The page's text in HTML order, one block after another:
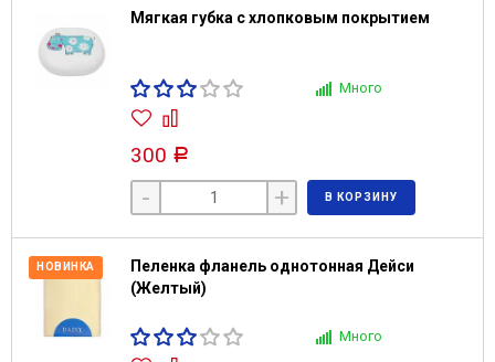
Мягкая губка с хлопковым покрытием
Много
300 Р
- + В КОРЗИНУ
НОВИНКА
Пеленка фланель однотонная Дейси
(Желтый)
Много